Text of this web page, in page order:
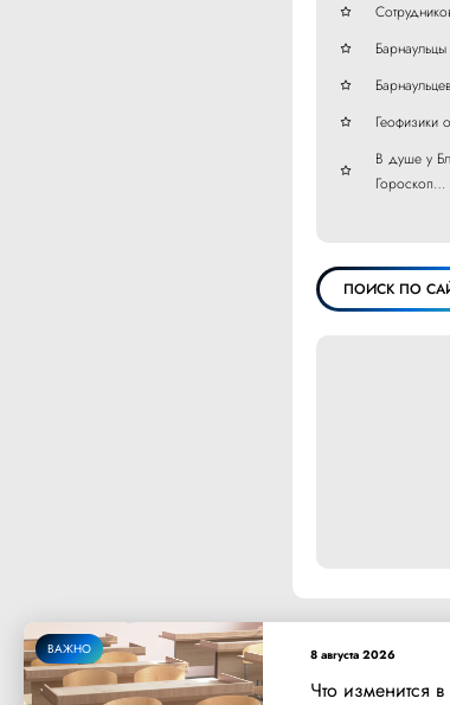
Геофизики
В душе у
Гороскоп…
ПОИСК ПО
ВАЖНО 8 августа 2026
Что изменится